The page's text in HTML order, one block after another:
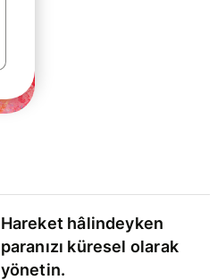
Hareket hâlindeyken
paranızı küresel olarak
yönetin.